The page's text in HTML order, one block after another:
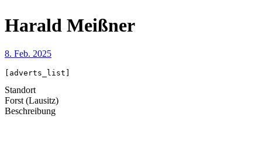
Harald Meißner
8. Feb. 2025
[adverts_list]
Standort
Forst (Lausitz)
Beschreibung